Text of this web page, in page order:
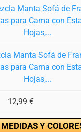
Manta Sofá de
para Cama con
Hojas,...
12,99 €
MEDIDAS Y